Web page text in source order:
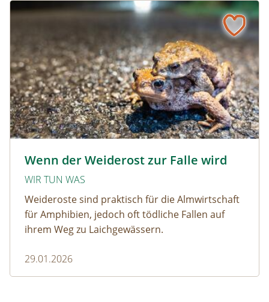
Wenn der Weiderost zur Falle wird
WIR TUN WAS
Weideroste sind praktisch für die Almwirtschaft
für Amphibien, jedoch oft tödliche Fallen auf
ihrem Weg zu Laichgewässern.
29.01.2026
Wenn der Weiderost zur Falle wird